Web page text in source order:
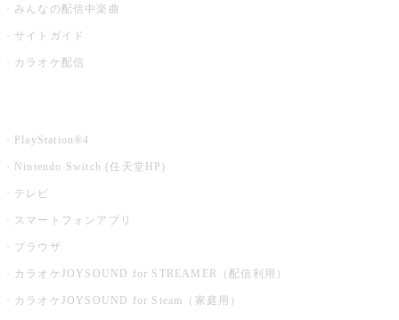
みんなの配信中楽曲
サイトガイド
カラオケ配信
PlayStation®4
Nintendo Switch (任天堂HP)
テレビ
スマートフォンアプリ
ブラウザ
カラオケJOYSOUND for STREAMER（配信利用）
カラオケJOYSOUND for Steam（家庭用）